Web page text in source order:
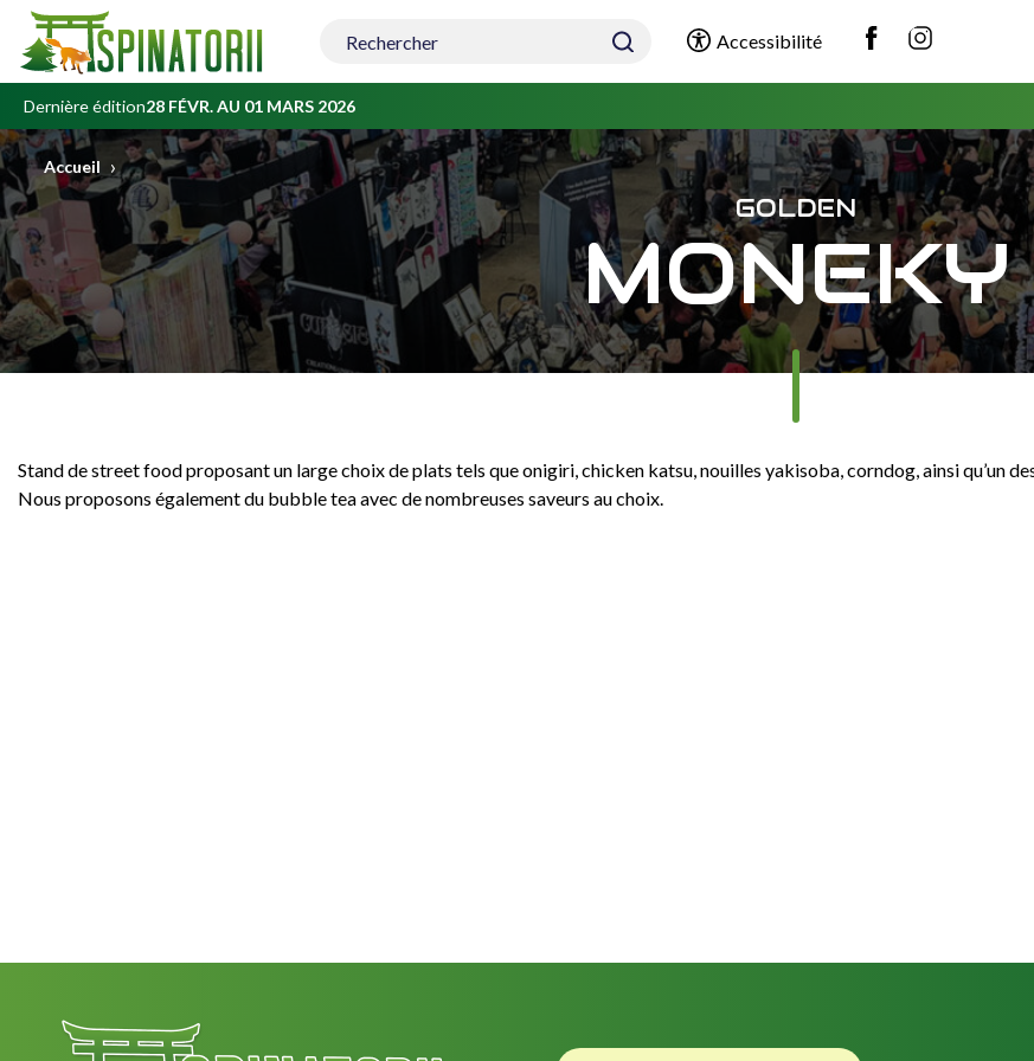
Contenu
principal
Accessibilité
Dernière édition28 FÉVR. AU 01 MARS 2026
Accueil ›
GOLDEN
MONEKY
Stand de street food proposant un large choix de plats tels que onigiri, chicken katsu, nouilles yakisoba, corndog, ainsi qu’un
Nous proposons également du bubble tea avec de nombreuses saveurs au choix.